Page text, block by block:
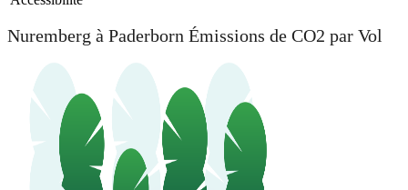
Nuremberg à Paderborn Émissions de CO2 par Vol